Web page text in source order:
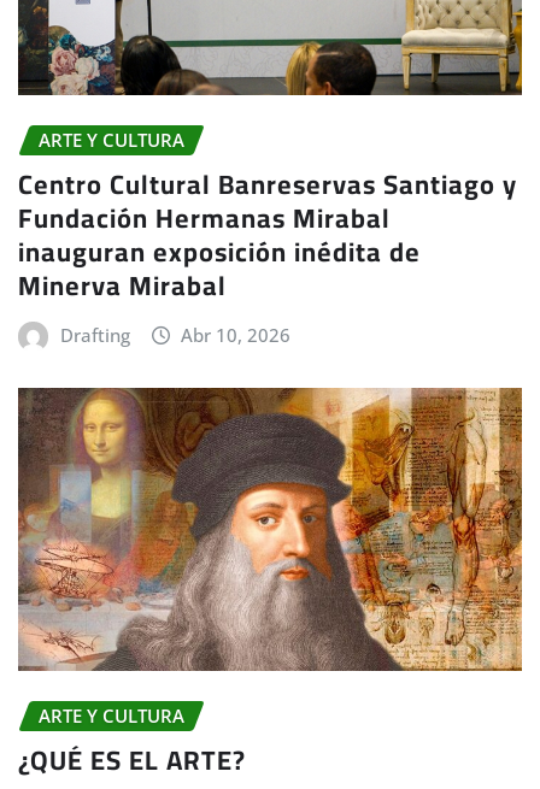
ARTE Y CULTURA
Centro Cultural Banreservas Santiago y
Fundación Hermanas Mirabal
inauguran exposición inédita de
Minerva Mirabal
Drafting Abr 10, 2026
ARTE Y CULTURA
¿QUÉ ES EL ARTE?